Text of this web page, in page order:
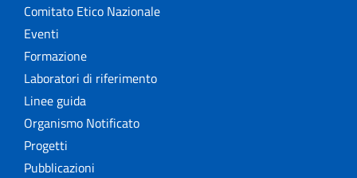
Comitato Etico Nazionale
Eventi
Formazione
Laboratori di riferimento
Linee guida
Organismo Notificato
Progetti
Pubblicazioni